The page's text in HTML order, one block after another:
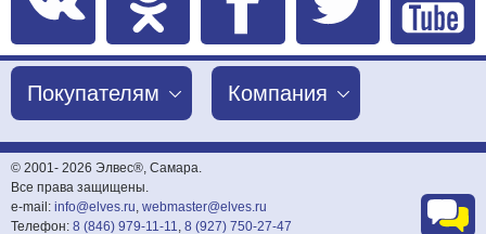
Покупателям Компания
© 2001- 2026 Элвес®, Самара.
Все права защищены.
e-mail: info@elves.ru, webmaster@elves.ru
Телефон: 8 (846) 979-11-11, 8 (927) 750-27-47